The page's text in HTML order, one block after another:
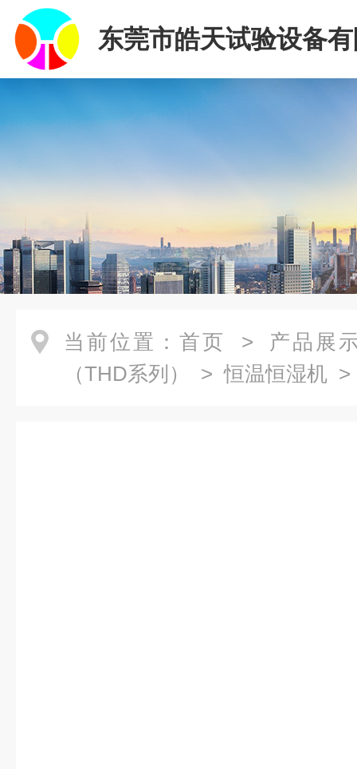
东莞市皓天试验设备
当前位置： 首页 > 产品展
（THD系列）
>恒温恒湿机 >